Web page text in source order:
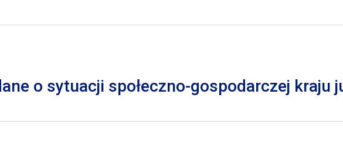
o sytuacji społeczno-gospodarczej kraju